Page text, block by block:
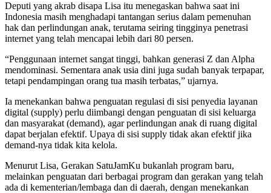
Deputi yang akrab disapa Lisa itu menegaskan bahwa saat ini
Indonesia masih menghadapi tantangan serius dalam pemenuhan
hak dan perlindungan anak, terutama seiring tingginya penetrasi
internet yang telah mencapai lebih dari 80 persen.
“Penggunaan internet sangat tinggi, bahkan generasi Z dan Alpha
mendominasi. Sementara anak usia dini juga sudah banyak terpapar,
tetapi pendampingan orang tua masih terbatas,” ujarnya.
Ia menekankan bahwa penguatan regulasi di sisi penyedia layanan
digital (supply) perlu diimbangi dengan penguatan di sisi keluarga
dan masyarakat (demand), agar perlindungan anak di ruang digital
dapat berjalan efektif. Upaya di sisi supply tidak akan efektif jika
demand-nya tidak kita kelola.
Menurut Lisa, Gerakan SatuJamKu bukanlah program baru,
melainkan penguatan dari berbagai program dan gerakan yang telah
ada di kementerian/lembaga dan di daerah, dengan menekankan